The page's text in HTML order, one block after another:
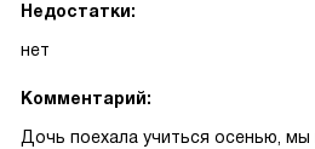
Недостатки:
нет
Комментарий:
Дочь поехала учиться осенью, мы